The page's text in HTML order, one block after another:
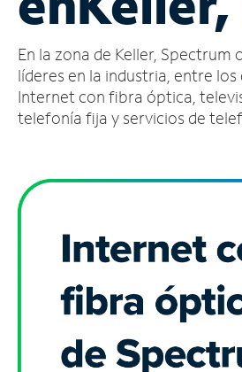
cuenta
Encuentra
una
tienda
En la zona de Keller, Spectrum
líderes en la industria, entre los
Internet con fibra óptica,
telefonía fija y servicios de